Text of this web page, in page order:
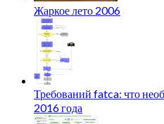
Жаркое лето 2006
Требований fatca: что
2016 года